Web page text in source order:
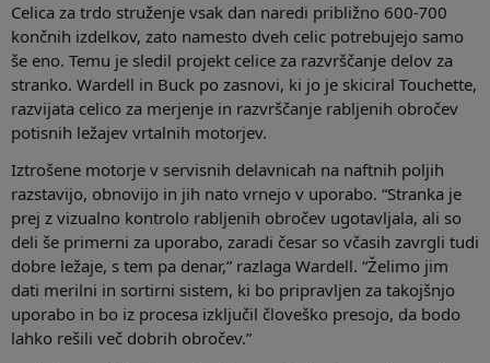
Celica za trdo struženje vsak dan naredi približno 600-700
končnih izdelkov, zato namesto dveh celic potrebujejo samo
še eno. Temu je sledil projekt celice za razvrščanje delov za
stranko. Wardell in Buck po zasnovi, ki jo je skiciral Touchette,
razvijata celico za merjenje in razvrščanje rabljenih obročev
potisnih ležajev vrtalnih motorjev.
Iztrošene motorje v servisnih delavnicah na naftnih poljih
razstavijo, obnovijo in jih nato vrnejo v uporabo. “Stranka je
prej z vizualno kontrolo rabljenih obročev ugotavljala, ali so
deli še primerni za uporabo, zaradi česar so včasih zavrgli tudi
dobre ležaje, s tem pa denar,” razlaga Wardell. “Želimo jim
dati merilni in sortirni sistem, ki bo pripravljen za takojšnjo
uporabo in bo iz procesa izključil človeško presojo, da bodo
lahko rešili več dobrih obročev.”